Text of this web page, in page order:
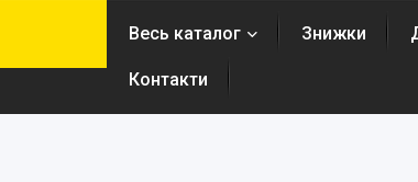
Весь каталог Знижки
Контакти